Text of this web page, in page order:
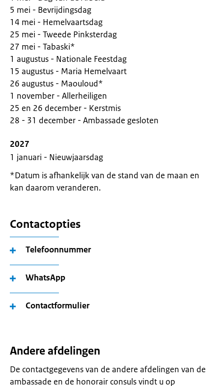
5 mei - Bevrijdingsdag
14 mei - Hemelvaartsdag
25 mei - Tweede Pinksterdag
27 mei - Tabaski*
1 augustus - Nationale Feestdag
15 augustus - Maria Hemelvaart
26 augustus - Maouloud*
1 november - Allerheiligen
25 en 26 december - Kerstmis
28 - 31 december - Ambassade gesloten
2027
1 januari - Nieuwjaarsdag
*Datum is afhankelijk van de stand van de maan en
kan daarom veranderen.
Contactopties
Telefoonnummer
WhatsApp
Contactformulier
Andere afdelingen
De contactgegevens van de andere afdelingen van de
ambassade en de honorair consuls vindt u op